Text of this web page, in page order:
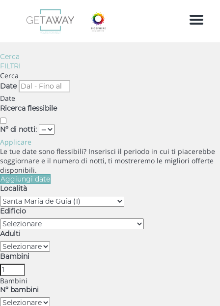
Menu
Cerca
FILTRI
Cerca
Date
Date
Ricerca flessibile
Nº di notti:
Applicare
Le tue date sono flessibili? Inserisci il periodo in cui ti piacerebbe
soggiornare e il numero di notti, ti mostreremo le migliori offerte
disponibili.
Aggiungi date
Località
Edificio
Adulti
Bambini
Bambini
Nº bambini